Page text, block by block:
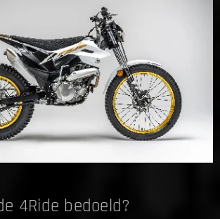
4Ride bedoeld?